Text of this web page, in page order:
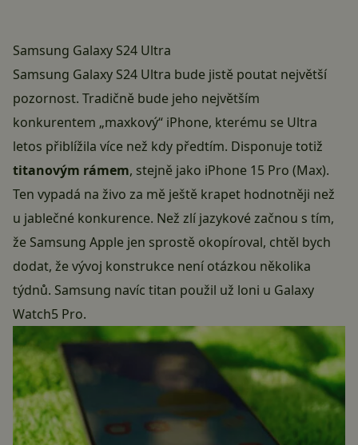
Samsung Galaxy S24 Ultra
Samsung Galaxy S24 Ultra bude jistě poutat největší
pozornost. Tradičně bude jeho největším
konkurentem „maxkový“ iPhone, kterému se Ultra
letos přiblížila více než kdy předtím. Disponuje totiž
titanovým rámem, stejně jako iPhone 15 Pro (Max).
Ten vypadá na živo za mě ještě krapet hodnotněji než
u jablečné konkurence. Než zlí jazykové začnou s tím,
že Samsung Apple jen sprostě okopíroval, chtěl bych
dodat, že vývoj konstrukce není otázkou několika
týdnů. Samsung navíc titan použil už loni u Galaxy
Watch5 Pro.